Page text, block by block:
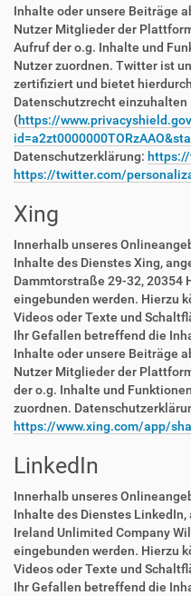
Inhalte oder unsere Beiträge
Nutzer Mitglieder der
Aufruf der o.g. Inhalte und
Nutzer zuordnen. Twitter ist
zertifiziert und bietet
Datenschutzrecht einzuhalten
(https://
Datenschutzerklärung:
https://twitter.com/
Xing
Innerhalb unseres
Inhalte des Dienstes Xing,
Dammtorstraße 29-32, 20354
eingebunden werden. Hierzu
Videos oder Texte und
Ihr Gefallen betreffend die
Inhalte oder unsere Beiträge
Nutzer Mitglieder der
der o.g. Inhalte und
zuordnen.
https://www.xing.com/app/
LinkedIn
Innerhalb unseres
Inhalte des Dienstes
Ireland Unlimited Company
eingebunden werden. Hierzu
Videos oder Texte und
Ihr Gefallen betreffend die